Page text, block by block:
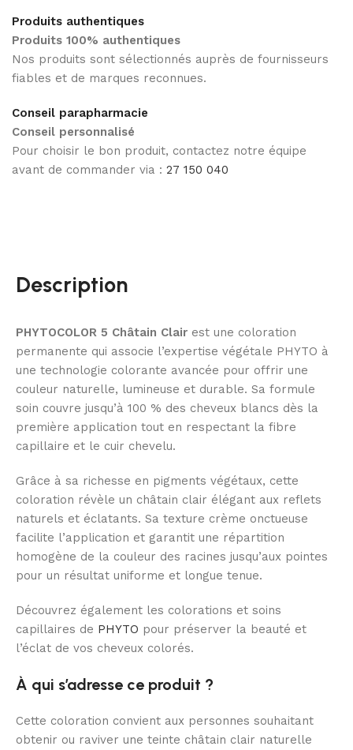
Produits authentiques
Produits 100% authentiques
Nos produits sont sélectionnés auprès de fournisseurs
fiables et de marques reconnues.
Conseil parapharmacie
Conseil personnalisé
Pour choisir le bon produit, contactez notre équipe
avant de commander via : 27 150 040
Description
PHYTOCOLOR 5 Châtain Clair est une coloration
permanente qui associe l’expertise végétale PHYTO à
une technologie colorante avancée pour offrir une
couleur naturelle, lumineuse et durable. Sa formule
soin couvre jusqu’à 100 % des cheveux blancs dès la
première application tout en respectant la fibre
capillaire et le cuir chevelu.
Grâce à sa richesse en pigments végétaux, cette
coloration révèle un châtain clair élégant aux reflets
naturels et éclatants. Sa texture crème onctueuse
facilite l’application et garantit une répartition
homogène de la couleur des racines jusqu’aux pointes
pour un résultat uniforme et longue tenue.
Découvrez également les colorations et soins
capillaires de PHYTO pour préserver la beauté et
l’éclat de vos cheveux colorés.
À qui s’adresse ce produit ?
Cette coloration convient aux personnes souhaitant
obtenir ou raviver une teinte châtain clair naturelle